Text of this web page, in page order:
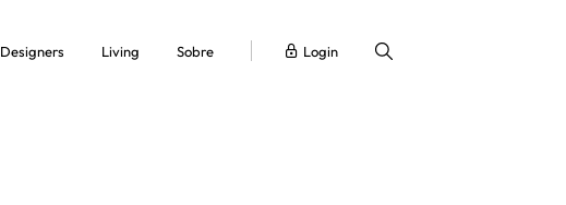
Designers Living Sobre Login